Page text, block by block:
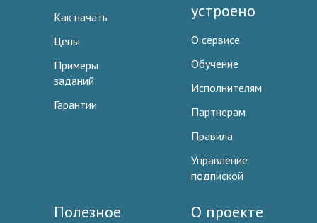
Как начать
Цены
Примеры
заданий
Гарантии
устроено
О сервисе
Обучение
Исполнителям
Партнерам
Правила
Управление
подпиской
Полезное О проекте